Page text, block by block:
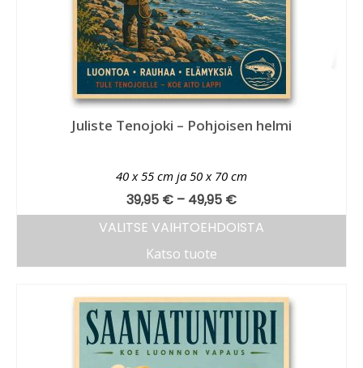
Juliste Tenojoki – Pohjoisen helmi
40 x 55 cm ja 50 x 70 cm
39,95 € – 49,95 €
VALITSE VAIHTOEHDOISTA
Katso tuote